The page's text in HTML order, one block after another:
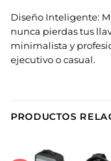
Diseño Inteligente:
nunca pierdas tus
minimalista y
ejecutivo o casual.
PRODUCTOS